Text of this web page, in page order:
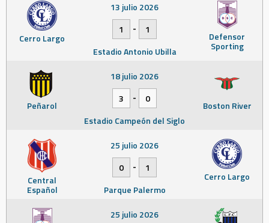
Cerro Largo Defensor
Sporting
13 julio 2026
1
-
1
Estadio Antonio Ubilla
Peñarol Boston River
18 julio 2026
3
-
0
Estadio Campeón del Siglo
Central
Español
Cerro Largo
25 julio 2026
0
-
1
Parque Palermo
25 julio 2026